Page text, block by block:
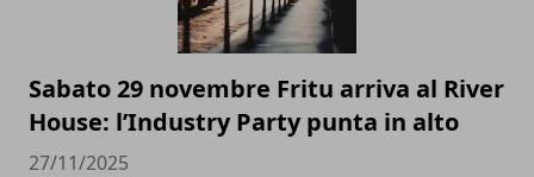
Sabato 29 novembre Fritu arriva al River
House: l’Industry Party punta in alto
27/11/2025